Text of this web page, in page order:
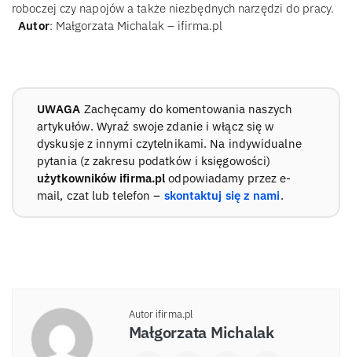
roboczej czy napojów a także niezbędnych narzędzi do pracy.
Autor: Małgorzata Michalak – ifirma.pl
UWAGA Zachęcamy do komentowania naszych
artykułów. Wyraź swoje zdanie i włącz się w
dyskusje z innymi czytelnikami. Na indywidualne
pytania (z zakresu podatków i księgowości)
użytkowników ifirma.pl odpowiadamy przez e-
mail, czat lub telefon – skontaktuj się z nami.
Autor ifirma.pl
Małgorzata Michalak